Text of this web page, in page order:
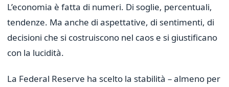
L’economia è fatta di numeri. Di soglie, percentuali,
tendenze. Ma anche di aspettative, di sentimenti, di
decisioni che si costruiscono nel caos e si giustificano
con la lucidità.
La Federal Reserve ha scelto la stabilità – almeno per